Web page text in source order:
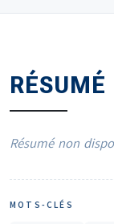
RÉSUMÉ
Résumé non
MOTS-CLÉS